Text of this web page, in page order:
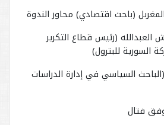
(باحث اقتصادي) محاور الندوة
(رئيس قطاع التكرير
السورية للبترول)
السياسي في إدارة الدراسات
فتال